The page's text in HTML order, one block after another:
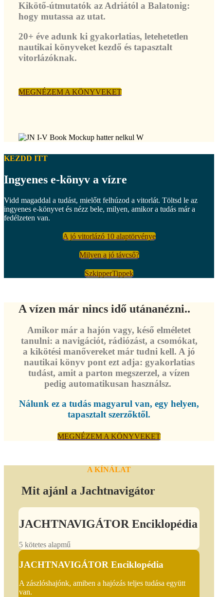
Kikötő-útmutatók az Adriától a Balatonig:
hogy mutassa az utat.
20+ éve adunk ki gyakorlatias, letehetetlen
nautikai könyveket kezdő és tapasztalt
vitorlázóknak.
MEGNÉZEM A KÖNYVEKET
KEZDD ITT
Ingyenes e-könyv a vízre
Vidd magaddal a tudást, mielőtt felhúzod a vitorlát. Töltsd le az
ingyenes e-könyvet és nézz bele, milyen, amikor a tudás már a
fedélzeten van.
A jó vitorlázó 10 alaptörvénye
Milyen a jó távcső?
SzkipperTippek
A vízen már nincs idő utánanézni..
Amikor már a hajón vagy, késő elméletet
tanulni: a navigációt, rádiózást, a csomókat,
a kikötési manővereket már tudni kell. A jó
nautikai könyv pont ezt adja: gyakorlatias
tudást, amit a parton megszerzel, a vízen
pedig automatikusan használsz.
Nálunk ez a tudás magyarul van, egy helyen,
tapasztalt szerzőktől.
MEGNÉZEM A KÖNYVEKET
A KÍNÁLAT
Mit ajánl a Jachtnavigátor
JACHTNAVIGÁTOR Enciklopédia
5 kötetes alapmű
JACHTNAVIGÁTOR Enciklopédia
A zászlóshajónk, amiben a hajózás teljes tudása együtt
van.